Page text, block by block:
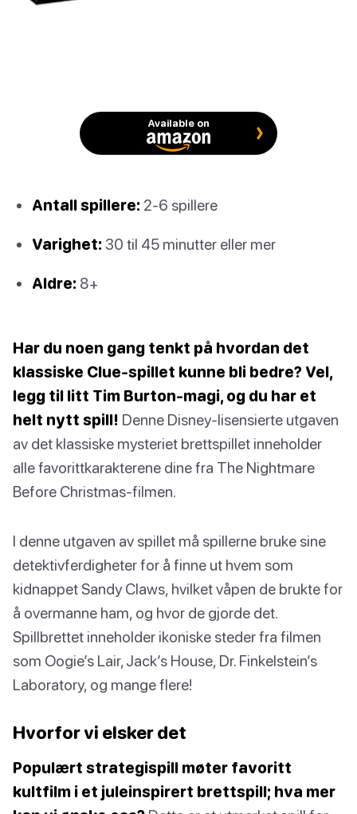
Available on
Antall spillere: 2-6 spillere
Varighet: 30 til 45 minutter eller mer
Aldre: 8+
Har du noen gang tenkt på hvordan det
klassiske Clue-spillet kunne bli bedre? Vel,
legg til litt Tim Burton-magi, og du har et
helt nytt spill! Denne Disney-lisensierte utgaven
av det klassiske mysteriet brettspillet inneholder
alle favorittkarakterene dine fra The Nightmare
Before Christmas-filmen.
I denne utgaven av spillet må spillerne bruke sine
detektivferdigheter for å finne ut hvem som
kidnappet Sandy Claws, hvilket våpen de brukte for
å overmanne ham, og hvor de gjorde det.
Spillbrettet inneholder ikoniske steder fra filmen
som Oogie’s Lair, Jack’s House, Dr. Finkelstein’s
Laboratory, og mange flere!
Hvorfor vi elsker det
Populært strategispill møter favoritt
kultfilm i et juleinspirert brettspill; hva mer